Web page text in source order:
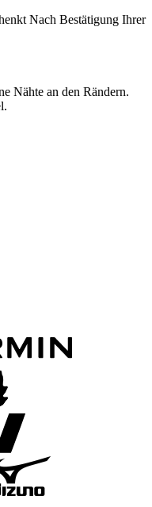
Nach Bestätigung Ihrer
Nähte an den Rändern.